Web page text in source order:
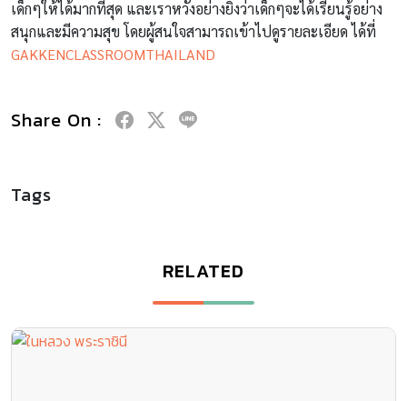
เด็กๆให้ได้มากที่สุด และเราหวังอย่างยิ่งว่าเด็กๆจะได้เรียนรู้อย่าง
สนุกและมีความสุข โดยผู้สนใจสามารถเข้าไปดูรายละเอียด ได้ที่
GAKKENCLASSROOMTHAILAND
Share On :
Tags
RELATED